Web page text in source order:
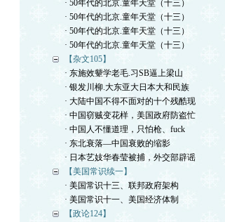
· 50年代的北京.童年天堂（十三）
· 50年代的北京.童年天堂（十三）
· 50年代的北京.童年天堂（十三）
· 50年代的北京.童年天堂（十三）
【杂文105】
· 东施效颦学老毛.习SB逼上梁山
· 银发川柳.大东亚大日本大和民族
· 大陆中国不得不面对的十个残酷现
· 中国窃贼变花样，美国政府防盗忙
· 中国人不懂道理，只怕枪、fuck
· 东北衰落—中国衰败的缩影
· 日本艺妓华春莹被捕，外交部辟谣
【美国常识续一】
· 美国常识十三、联邦政府架构
· 美国常识十一、美国经济体制
【政论124】